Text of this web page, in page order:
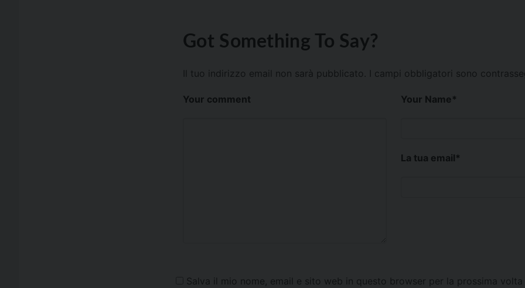
Got Something To Say?
Il tuo indirizzo email non sarà pubblicato. I campi obbligatori sono
Your comment Your Name*
La tua email*
Salva il mio nome, email e sito web in questo browser per la prossima